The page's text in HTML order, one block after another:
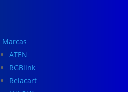
Marcas
ATEN
RGBlink
Relacart